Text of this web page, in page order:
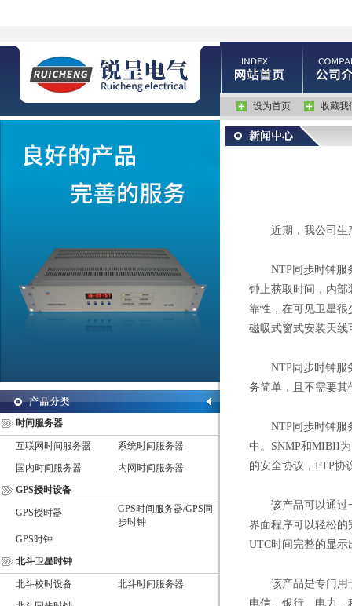
设为首页 收藏我
时间服务器
互联网时间服务器
系统时间服务器
国内时间服务器
内网时间服务器
GPS授时设备
GPS授时器
GPS时间服务器/GPS同
步时钟
GPS时钟
北斗卫星时钟
北斗校时设备
北斗时间服务器
近期，我公司生产
NTP同步时钟服务
钟上获取时间，内部
靠性，在可见卫星很
磁吸式窗式安装天
NTP同步时钟服务
务简单，且不需要其
NTP同步时钟服务
中。SNMP和MIBII
的安全协议，FTP协
该产品可以通过一
界面程序可以轻松
UTC时间完整的显示
该产品是专门用于
电信、银行、电力